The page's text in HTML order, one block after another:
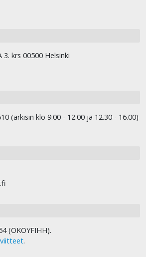
krs 00500 Helsinki
(arkisin klo 9.00 - 12.00 ja 12.30 - 16.00)
(OKOYFIHH).
viitteet.